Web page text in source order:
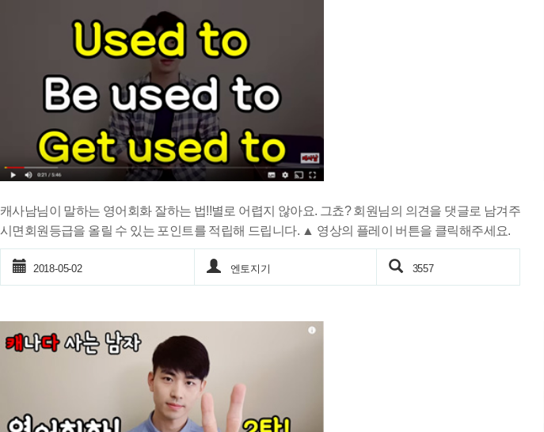
캐사남님이 말하는 영어회화 잘하는 법!!별로 어렵지 않아요. 그쵸? 회원님의 의견을 댓글로 남겨주
시면회원등급을 올릴 수 있는 포인트를 적립해 드립니다. ▲ 영상의 플레이 버튼을 클릭해주세요.
2018-05-02 엔토지기 3557